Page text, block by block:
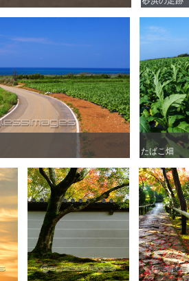
たばこ畑
たばこ畑